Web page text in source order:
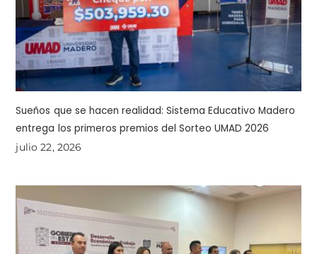
Sueños que se hacen realidad: Sistema Educativo Madero
entrega los primeros premios del Sorteo UMAD 2026
julio 22, 2026